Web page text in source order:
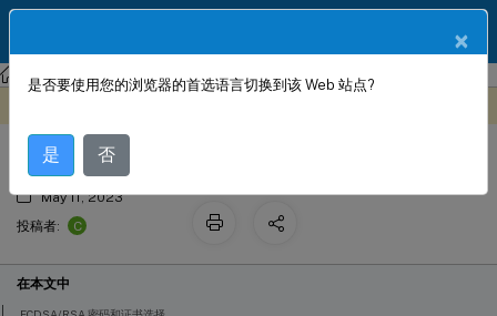
NetScaler NetScaler 14.1 SSL 卸载与加速
ECDSA 密码套件支持
May 11, 2023
投稿者:
C
在本文中
×
是否要使用您的浏览器的首选语言切换到该 Web 站点?
是 否